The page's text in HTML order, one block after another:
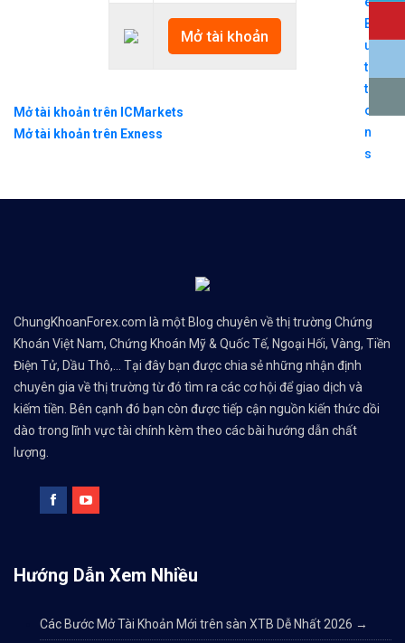
Mở tài khoản
Mở tài khoản trên ICMarkets
Mở tài khoản trên Exness
ChungKhoanForex.com là một Blog chuyên về thị trường Chứng
Khoán Việt Nam, Chứng Khoán Mỹ & Quốc Tế, Ngoại Hối, Vàng, Tiền
Điện Tử, Dầu Thô,... Tại đây bạn được chia sẻ những nhận định
chuyên gia về thị trường từ đó tìm ra các cơ hội để giao dịch và
kiếm tiền. Bên cạnh đó bạn còn được tiếp cận nguồn kiến thức dồi
dào trong lĩnh vực tài chính kèm theo các bài hướng dẫn chất
lượng.
Hướng Dẫn Xem Nhiều
Các Bước Mở Tài Khoản Mới trên sàn XTB Dễ Nhất 2026 →